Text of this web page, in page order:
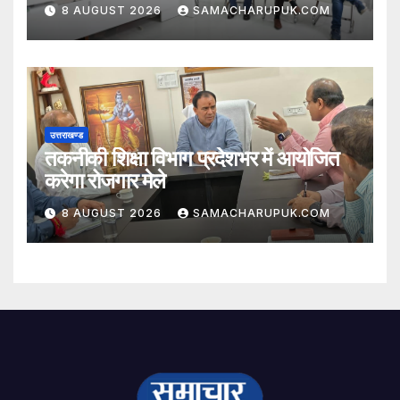
8 AUGUST 2026 SAMACHARUPUK.COM
उत्तराखण्ड
तकनीकी शिक्षा विभाग प्रदेशभर में आयोजित
करेगा रोजगार मेले
8 AUGUST 2026 SAMACHARUPUK.COM